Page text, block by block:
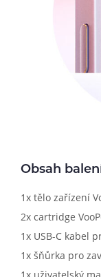
Obsah
1x tělo zařízení
2x cartridge
1x USB-C kabel
1x šňůrka pro